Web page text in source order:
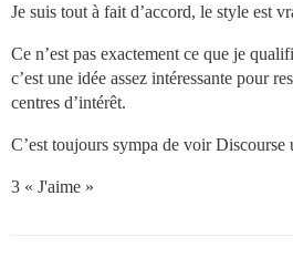
Je suis tout à fait d’accord, le style est
Ce n’est pas exactement ce que je
c’est une idée assez intéressante pour
centres d’intérêt.
C’est toujours sympa de voir Discourse
3 « J'aime »